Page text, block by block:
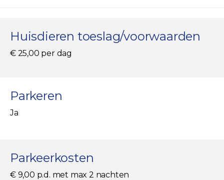
Huisdieren toeslag/voorwaarden
€ 25,00 per dag
Parkeren
Ja
Parkeerkosten
€ 9,00 p.d. met max 2 nachten